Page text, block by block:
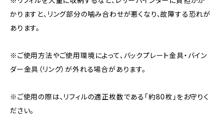
かりますと、リング部分の噛み合わせが悪くなり、故障する恐れが
あります。
※ご使用方法やご使用環境によって、バックプレート金具・バイン
ダー金具（リング）が外れる場合があります。
※ご使用の際は、リフィルの適正枚数である「約80枚」をお守りく
ださい。